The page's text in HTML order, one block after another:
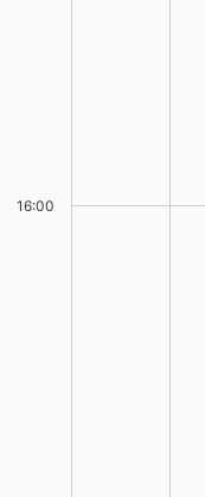
16:00